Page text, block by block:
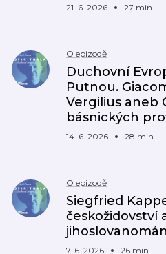
21. 6. 2026 27 min
O epizodě
Duchovní
Putnou.
Vergilius aneb
básnických
14. 6. 2026 28 min
O epizodě
Siegfried
českožidovství
7. 6. 2026 26 min